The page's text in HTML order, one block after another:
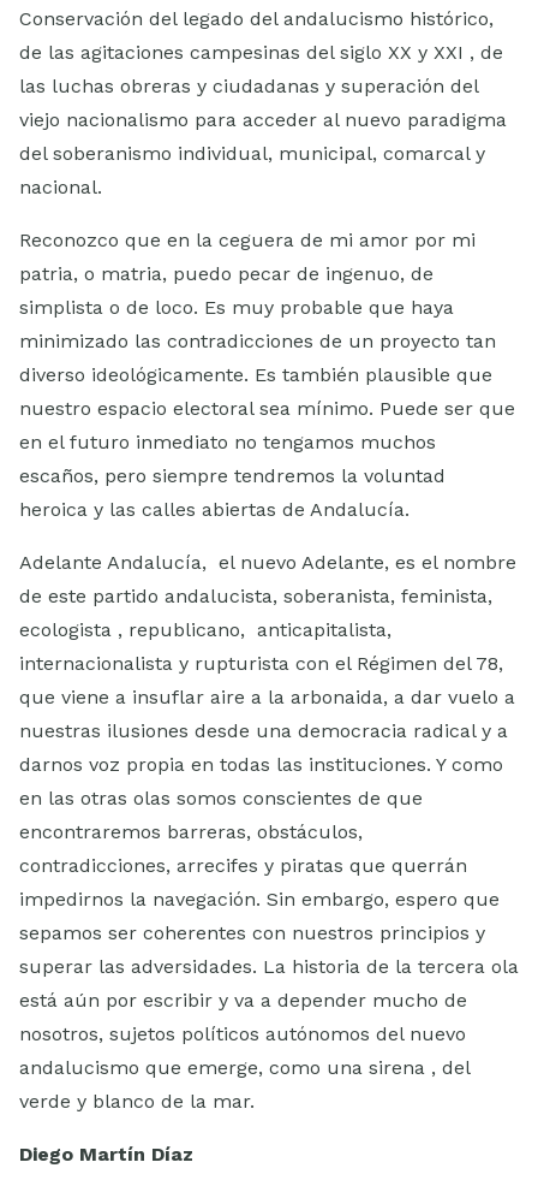
Conservación del legado del andalucismo histórico,
de las agitaciones campesinas del siglo XX y XXI , de
las luchas obreras y ciudadanas y superación del
viejo nacionalismo para acceder al nuevo paradigma
del soberanismo individual, municipal, comarcal y
nacional.
Reconozco que en la ceguera de mi amor por mi
patria, o matria, puedo pecar de ingenuo, de
simplista o de loco. Es muy probable que haya
minimizado las contradicciones de un proyecto tan
diverso ideológicamente. Es también plausible que
nuestro espacio electoral sea mínimo. Puede ser que
en el futuro inmediato no tengamos muchos
escaños, pero siempre tendremos la voluntad
heroica y las calles abiertas de Andalucía.
Adelante Andalucía, el nuevo Adelante, es el nombre
de este partido andalucista, soberanista, feminista,
ecologista , republicano, anticapitalista,
internacionalista y rupturista con el Régimen del 78,
que viene a insuflar aire a la arbonaida, a dar vuelo a
nuestras ilusiones desde una democracia radical y a
darnos voz propia en todas las instituciones. Y como
en las otras olas somos conscientes de que
encontraremos barreras, obstáculos,
contradicciones, arrecifes y piratas que querrán
impedirnos la navegación. Sin embargo, espero que
sepamos ser coherentes con nuestros principios y
superar las adversidades. La historia de la tercera ola
está aún por escribir y va a depender mucho de
nosotros, sujetos políticos autónomos del nuevo
andalucismo que emerge, como una sirena , del
verde y blanco de la mar.
Diego Martín Díaz